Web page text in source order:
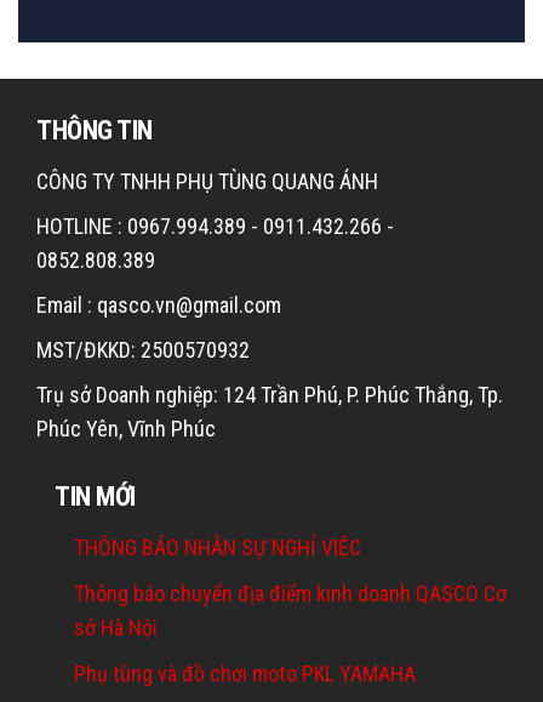
THÔNG TIN
CÔNG TY TNHH PHỤ TÙNG QUANG ÁNH
HOTLINE : 0967.994.389 - 0911.432.266 -
0852.808.389
Email : qasco.vn@gmail.com
MST/ĐKKD: 2500570932
Trụ sở Doanh nghiệp: 124 Trần Phú, P. Phúc Thắng, Tp.
Phúc Yên, Vĩnh Phúc
TIN MỚI
THÔNG BÁO NHÂN SỰ NGHỈ VIỆC
Thông báo chuyển địa điểm kinh doanh QASCO Cơ
sở Hà Nội
Phụ tùng và đồ chơi moto PKL YAMAHA